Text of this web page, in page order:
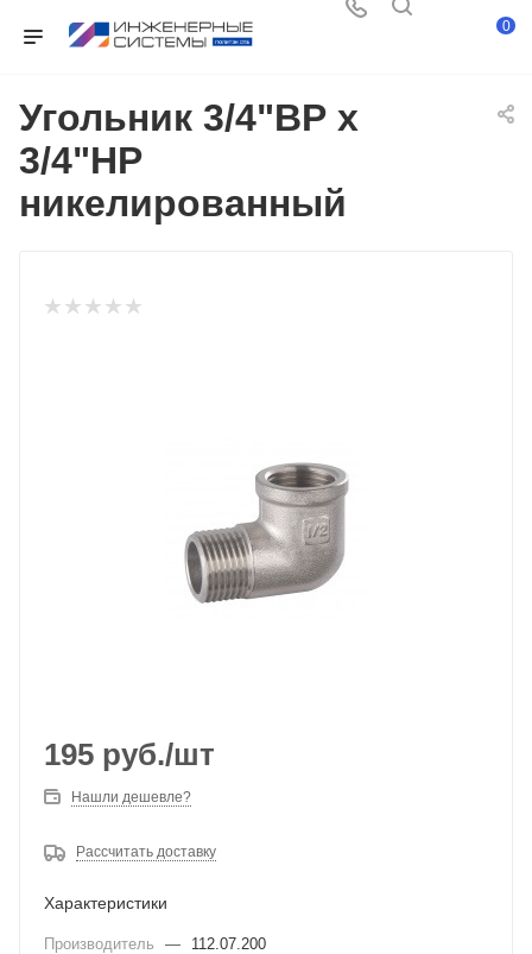
0
Угольник 3/4"ВР х
3/4"НР
никелированный
195 руб./шт
Нашли дешевле?
Рассчитать доставку
Характеристики
Производитель —
112.07.200